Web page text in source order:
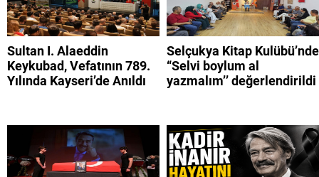
Sultan I. Alaeddin
Keykubad, Vefatının 789.
Yılında Kayseri’de Anıldı
Selçukya Kitap Kulübü’nde
“Selvi boylum al
yazmalım’’ değerlendirildi